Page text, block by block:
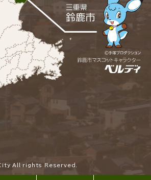
All rights Reserved.